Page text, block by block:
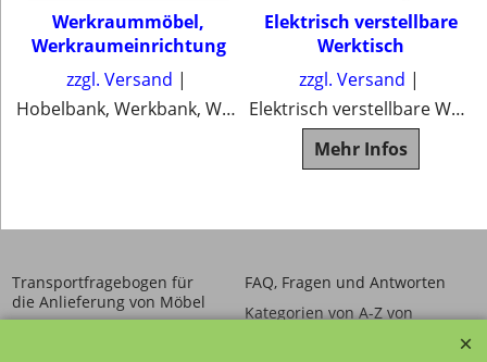
Werkraummöbel,
Werkraumeinrichtung
zzgl. Versand
Hobelbank, Werkbank, Werktische, Werkschrank, Hocker
Elektrisch verstellbare
Werktisch
zzgl. Versand
Elektrisch verstellbare Werktisch
Mehr Infos
Transportfragebogen für
die Anlieferung von Möbel
FAQ, Fragen und Antworten
Kategorien von A-Z von